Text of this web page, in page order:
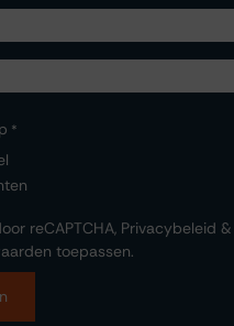
*
reCAPTCHA, Privacybeleid &
toepassen.